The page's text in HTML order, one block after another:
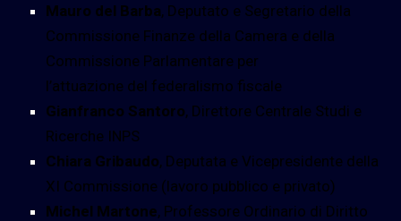
Mauro del Barba, Deputato e Segretario della
Commissione Finanze della Camera e della
Commissione Parlamentare per
l’attuazione del federalismo fiscale
Gianfranco Santoro, Direttore Centrale Studi e
Ricerche INPS
Chiara Gribaudo, Deputata e Vicepresidente della
XI Commissione (lavoro pubblico e privato)
Michel Martone, Professore Ordinario di Diritto